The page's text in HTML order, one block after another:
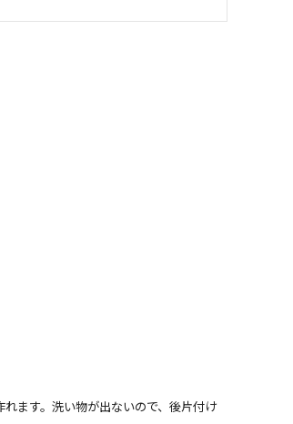
ます。洗い物が出ないので、後片付け